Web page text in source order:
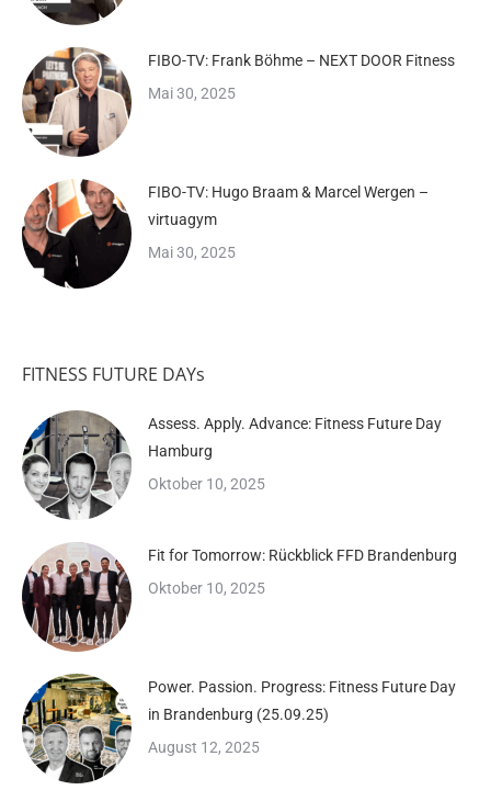
FIBO-TV: Frank Böhme – NEXT DOOR Fitness
Mai 30, 2025
FIBO-TV: Hugo Braam & Marcel Wergen –
virtuagym
Mai 30, 2025
FITNESS FUTURE DAYs
Assess. Apply. Advance: Fitness Future Day
Hamburg
Oktober 10, 2025
Fit for Tomorrow: Rückblick FFD Brandenburg
Oktober 10, 2025
Power. Passion. Progress: Fitness Future Day
in Brandenburg (25.09.25)
August 12, 2025